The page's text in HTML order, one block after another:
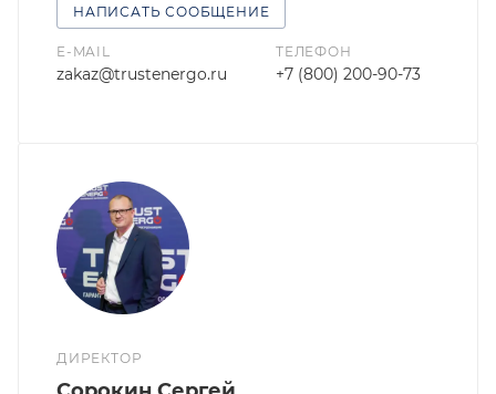
НАПИСАТЬ СООБЩЕНИЕ
E-MAIL
zakaz@trustenergo.ru
ТЕЛЕФОН
+7 (800) 200-90-73
ДИРЕКТОР